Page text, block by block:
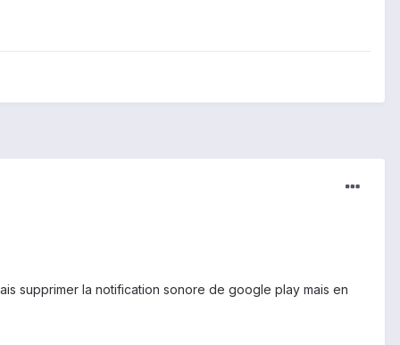
supprimer la notification sonore de google play mais en